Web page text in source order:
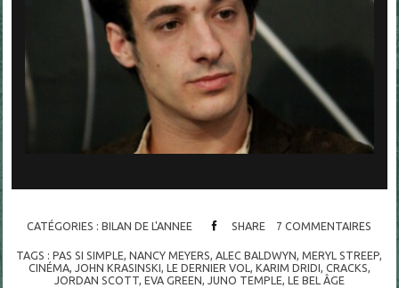
CATÉGORIES : BILAN DE L'ANNEE SHARE 7 COMMENTAIRES
TAGS :PAS SI SIMPLE ,NANCY MEYERS ALEC BALDWYN ,MERYL STREEP
CINÉMA, JOHN KRASINSKI LE DERNIER VOL KARIM DRIDI CRACKS
JORDAN SCOTT, EVA GREEN JUNO TEMPLE LE BEL ÂGE